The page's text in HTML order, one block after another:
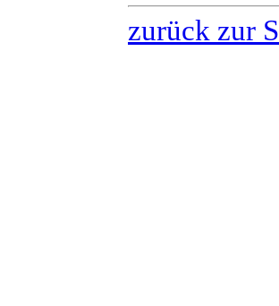
zurück zur